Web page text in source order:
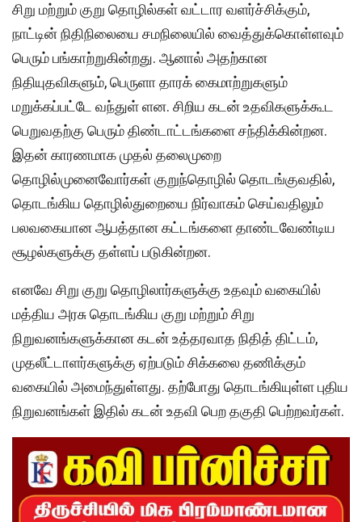
சிறு மற்றும் குறு தொழில்கள் வட்டார வளர்ச்சிக்கும்,
நாட்டின் நிதிநிலையை சமநிலையில் வைத்துக்கொள்ளவும்
பெரும் பங்காற்றுகின்றது. ஆனால் அதற்கான
நிதியுதவிகளும், பெருளா தாரக் கைமாற்றுகளும்
மறுக்கப்பட்டே வந்துள் ளன. சிறிய கடன் உதவிகளுக்கூட
பெறுவதற்கு பெரும் திண்டாட்டங்களை சந்திக்கின்றன.
இதன் காரணமாக முதல் தலைமுறை
தொழில்முனைவோர்கள் குறுந்தொழில் தொடங்குவதில்,
தொடங்கிய தொழில்துறையை நிர்வாகம் செய்வதிலும்
பலவகையான ஆபத்தான கட்டங்களை தாண்டவேண்டிய
சூழல்களுக்கு தள்ளப் படுகின்றன.
எனவே சிறு குறு தொழிலார்களுக்கு உதவும் வகையில்
மத்திய அரசு தொடங்கிய குறு மற்றும் சிறு
நிறுவனங்களுக்கான கடன் உத்தரவாத நிதித் திட்டம்,
முதலீட்டாளர்களுக்கு ஏற்படும் சிக்கலை தணிக்கும்
வகையில் அமைந்துள்ளது. தற்போது தொடங்கியுள்ள புதிய
நிறுவனங்கள் இதில் கடன் உதவி பெற தகுதி பெற்றவர்கள்.